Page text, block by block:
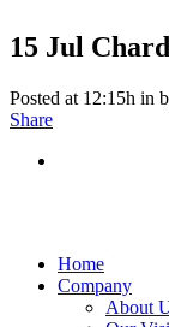
15 Jul
Posted at 12:15h in
Share
Home
Company
About